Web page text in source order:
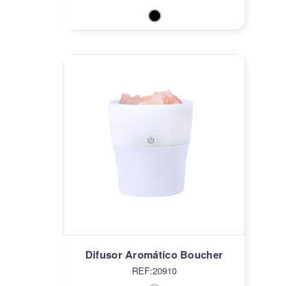
Difusor Aromático Boucher
REF:20910